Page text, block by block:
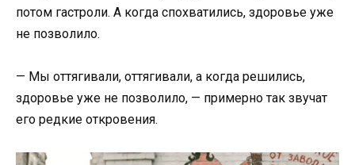
потом гастроли. А когда спохватились, здоровье уже
не позволило.
— Мы оттягивали, оттягивали, а когда решились,
здоровье уже не позволило, — примерно так звучат
его редкие откровения.